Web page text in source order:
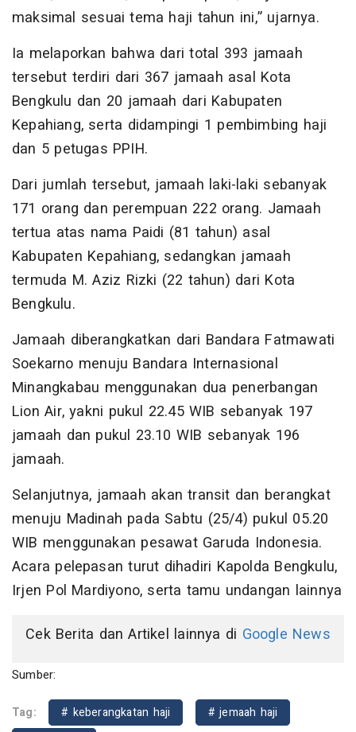
maksimal sesuai tema haji tahun ini,” ujarnya.
Ia melaporkan bahwa dari total 393 jamaah
tersebut terdiri dari 367 jamaah asal Kota
Bengkulu dan 20 jamaah dari Kabupaten
Kepahiang, serta didampingi 1 pembimbing haji
dan 5 petugas PPIH.
Dari jumlah tersebut, jamaah laki-laki sebanyak
171 orang dan perempuan 222 orang. Jamaah
tertua atas nama Paidi (81 tahun) asal
Kabupaten Kepahiang, sedangkan jamaah
termuda M. Aziz Rizki (22 tahun) dari Kota
Bengkulu.
Jamaah diberangkatkan dari Bandara Fatmawati
Soekarno menuju Bandara Internasional
Minangkabau menggunakan dua penerbangan
Lion Air, yakni pukul 22.45 WIB sebanyak 197
jamaah dan pukul 23.10 WIB sebanyak 196
jamaah.
Selanjutnya, jamaah akan transit dan berangkat
menuju Madinah pada Sabtu (25/4) pukul 05.20
WIB menggunakan pesawat Garuda Indonesia.
Acara pelepasan turut dihadiri Kapolda Bengkulu,
Irjen Pol Mardiyono, serta tamu undangan lainnya
Cek Berita dan Artikel lainnya di Google News
Sumber:
Tag: # keberangkatan haji # jemaah haji